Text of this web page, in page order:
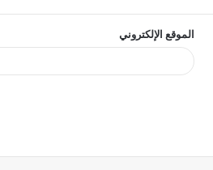
الموقع الإلكتروني